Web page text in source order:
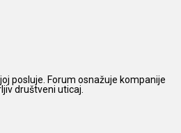
posluje. Forum osnažuje kompanije
društveni uticaj.